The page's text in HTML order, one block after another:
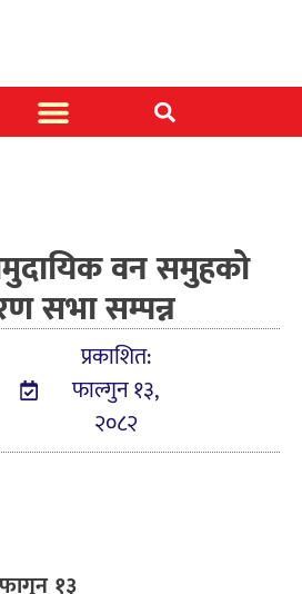
वन समुहको
सभा सम्पन्न
प्रकाशित:
फाल्गुन १३,
२०८२
१३